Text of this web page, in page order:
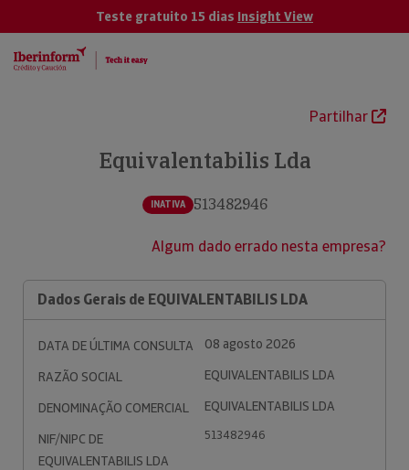
Teste gratuito 15 dias Insight View
Partilhar
Equivalentabilis Lda
INATIVA 513482946
Algum dado errado nesta empresa?
Dados Gerais de EQUIVALENTABILIS LDA
DATA DE ÚLTIMA CONSULTA
08 agosto 2026
RAZÃO SOCIAL
EQUIVALENTABILIS LDA
DENOMINAÇÃO COMERCIAL
EQUIVALENTABILIS LDA
NIF/NIPC DE
EQUIVALENTABILIS LDA
513482946